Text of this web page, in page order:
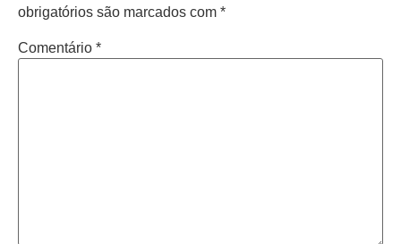
obrigatórios são marcados com *
Comentário *